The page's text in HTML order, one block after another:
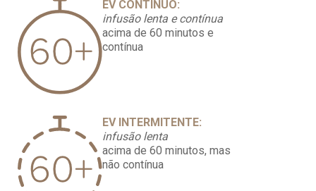
EV CONTÍNUO:
infusão lenta e contínua
acima de 60 minutos e
contínua
EV INTERMITENTE:
infusão lenta
acima de 60 minutos, mas
não contínua